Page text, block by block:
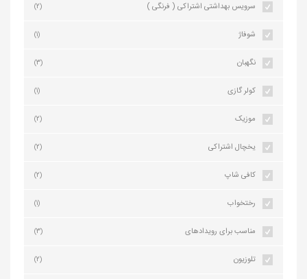
سرویس بهداشتی اشتراکی ( فرنگی ) (2)
شوفاژ (1)
نگهبان (3)
کولر گازی (1)
موزیک (2)
یخچال اشتراکی (2)
کافی شاپ (2)
رختخواب (1)
مناسب برای رویدادهای (3)
تلوزیون (2)